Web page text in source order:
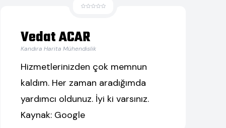
Vedat ACAR
Kandıra Harita Mühendislik
Hizmetlerinizden çok memnun
kaldım. Her zaman aradığımda
yardımcı oldunuz. İyi ki varsınız.
Kaynak: Google